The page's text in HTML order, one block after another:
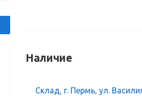
Наличие
Склад, г. Пермь, ул.